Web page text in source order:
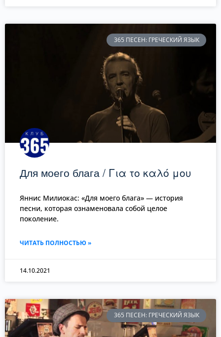
365 ПЕСЕН: ГРЕЧЕСКИЙ ЯЗЫК
Для моего блага / Για το καλό μου
Яннис Милиокас: «Для моего блага» — история
песни, которая ознаменовала собой целое
поколение.
ЧИТАТЬ ПОЛНОСТЬЮ »
14.10.2021
365 ПЕСЕН: ГРЕЧЕСКИЙ ЯЗЫК